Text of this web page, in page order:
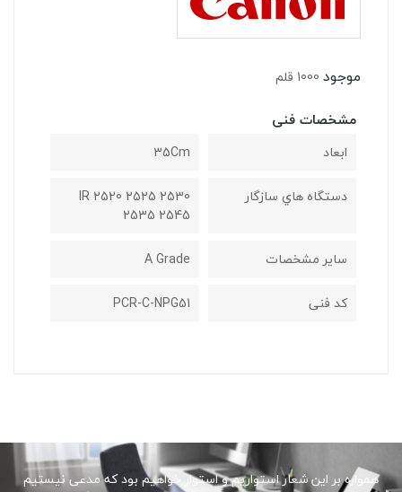
موجود 1000 قلم
مشخصات فنی
ابعاد
35Cm
دستگاه هاي سازگار
IR 2520 2525 2530
2535 2545
ساير مشخصات
A Grade
کد فنی
‎PCR-C-NPG51
همواره بر این شعار استواریم و استوار خواهیم بود که مدعی نیستیم